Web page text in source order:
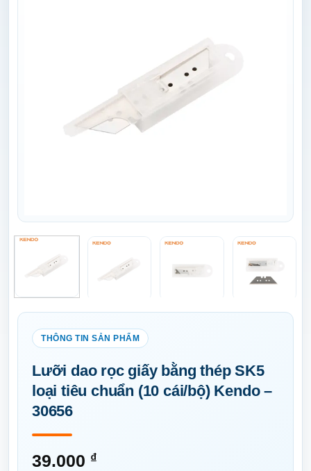
Lưỡi dao rọc giấy bằng thép SK5
loại tiêu chuẩn (10 cái/bộ) Kendo –
30656
39.000 ₫